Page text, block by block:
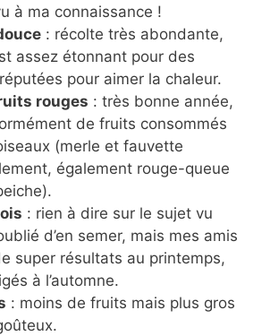
à ma connaissance !
: récolte très abondante,
assez étonnant pour des
pour aimer la chaleur.
rouges : très bonne année,
de fruits consommés
(merle et fauvette
également rouge-queue
: rien à dire sur le sujet vu
d’en semer, mais mes amis
super résultats au printemps,
à l’automne.
: moins de fruits mais plus gros